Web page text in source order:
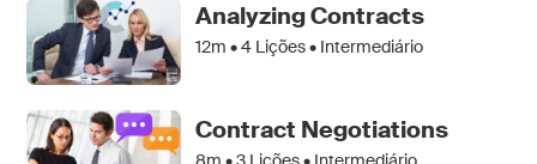
Analyzing Contracts
12m •4 Lições • Intermediário
Contract Negotiations